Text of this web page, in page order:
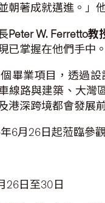
朝著成就邁進。」
Peter W. Ferretto教
已掌握在他們手中。
畢業項目，透過
線路與建築、大灣
港深跨境都會發展
6月26日起蒞臨參
26日至30日